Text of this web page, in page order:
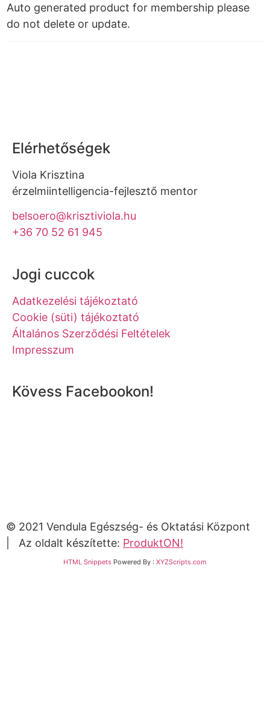
Auto generated product for membership please
do not delete or update.
Elérhetőségek
Viola Krisztina
érzelmiintelligencia-fejlesztő mentor
belsoero@krisztiviola.hu
+36 70 52 61 945
Jogi cuccok
Adatkezelési tájékoztató
Cookie (süti) tájékoztató
Általános Szerződési Feltételek
Impresszum
Kövess Facebookon!
© 2021 Vendula Egészség- és Oktatási Központ
| Az oldalt készítette: ProduktON!
HTML Snippets Powered By : XYZScripts.com